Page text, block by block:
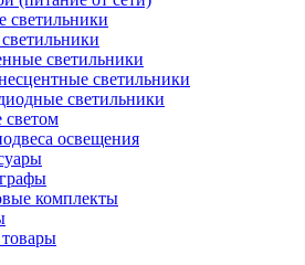
светильники
светильники
светильники
светильники
светом
освещения
комплекты